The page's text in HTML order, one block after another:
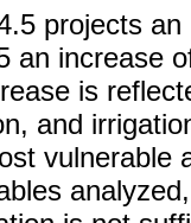
projects
an increase
is
and
vulnerable